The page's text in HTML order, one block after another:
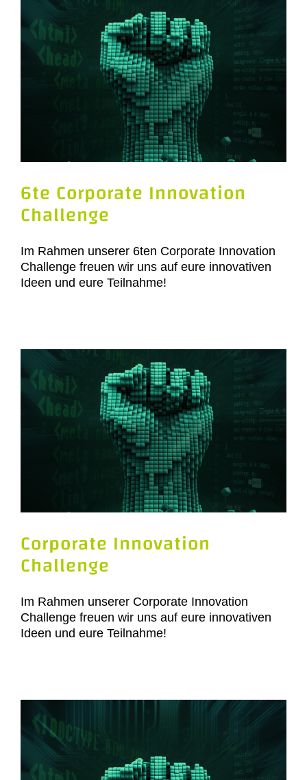
6te Corporate Innovation
Challenge
Im Rahmen unserer 6ten Corporate Innovation
Challenge freuen wir uns auf eure innovativen
Ideen und eure Teilnahme!
Corporate Innovation
Challenge
Im Rahmen unserer Corporate Innovation
Challenge freuen wir uns auf eure innovativen
Ideen und eure Teilnahme!